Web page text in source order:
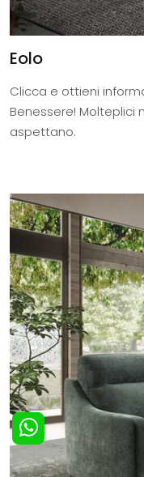
Eolo
Clicca e ottieni
Benessere! Molteplici
aspettano.